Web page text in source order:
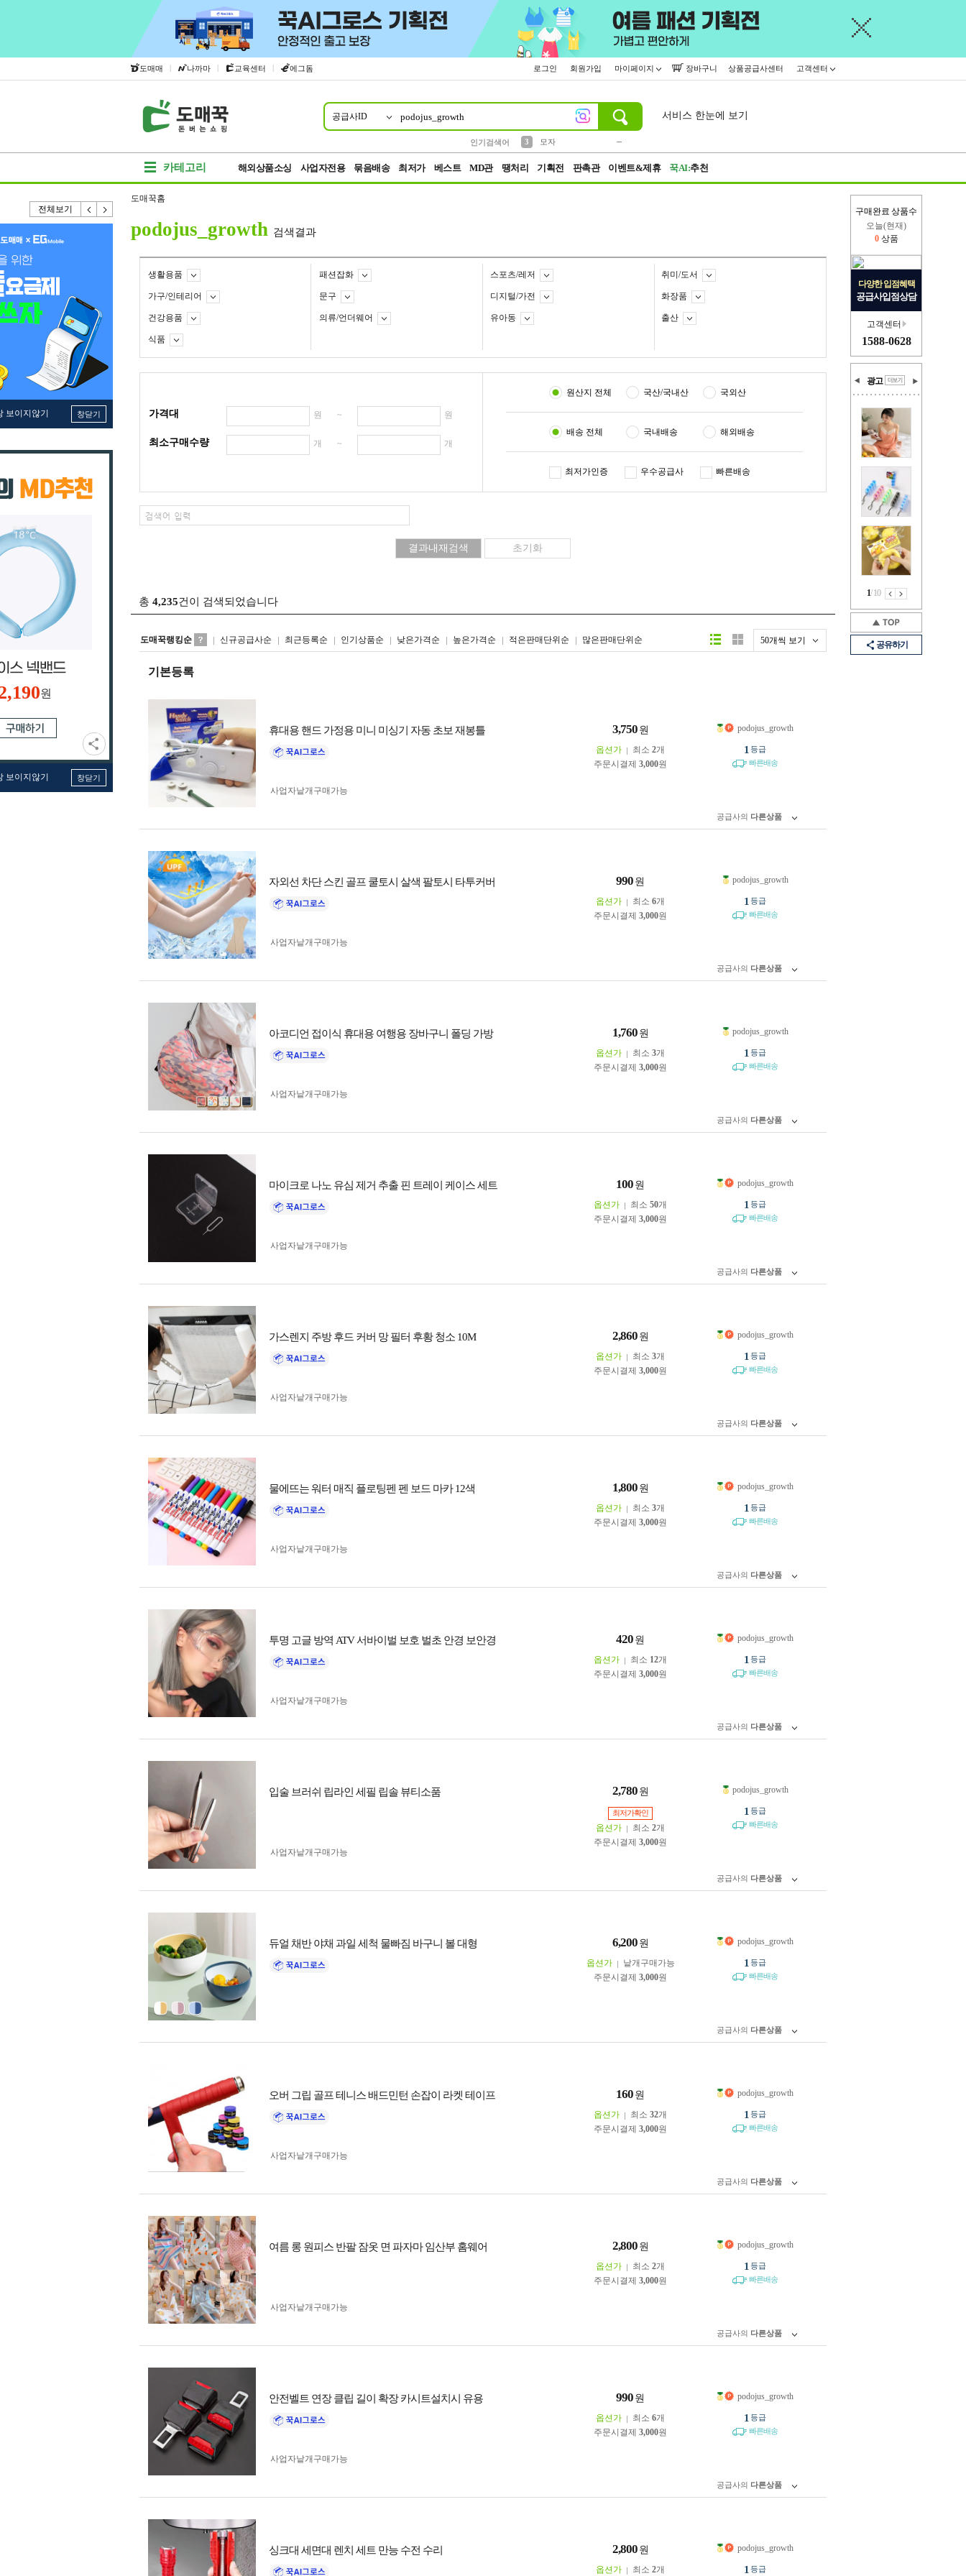
도매매 | 나까마 | 교육센터 | 에그돔 로그인 회원가입 마이페이지 장바구니 상품공급사센터 고객센터
공급사ID
인기검색어
3
모자
서비스 한눈에 보기
카테고리 해외상품소싱 사업자전용 묶음배송 최저가 베스트 MD관 땡처리 기획전 판촉관 이벤트&제휴 꾹AI:추천
전체보기
보이지않기 창닫기
원
보이지않기 창닫기
구매완료 상품수
445,716
오늘(현재)
0 상품
다양한 입점혜택
공급사입점상담
고객센터
1588-0628
광고
1/10
공유하기
도매꾹홈
podojus_growth 검색결과
생활용품 패션잡화 스포츠/레저 취미/도서
가구/인테리어 문구 디지털/가전 화장품
건강용품 의류/언더웨어 유아동 출산
식품
가격대 원 ~ 원
최소구매수량 개 ~ 개
원산지 전체 국산/국내산 국외산
배송 전체 국내배송 해외배송
최저가인증 우수공급사 빠른배송
총 4,235건이 검색되었습니다
도매꾹랭킹순 신규공급사순 최근등록순 인기상품순 낮은가격순 높은가격순 적은판매단위순 많은판매단위순 50개씩 보기
리스트형갤러리형
기본등록
휴대용 핸드 가정용 미니 미싱기 자동 초보 재봉틀 3,750 원
옵션가 최소 2개
주문시결제 3,000원
사업자 낱개구매가능
podojus_growth
1 등급
빠른배송
공급사의 다른상품
자외선 차단 스킨 골프 쿨토시 살색 팔토시 타투커버 990 원
옵션가 최소 6개
주문시결제 3,000원
사업자 낱개구매가능
podojus_growth
1 등급
빠른배송
공급사의 다른상품
아코디언 접이식 휴대용 여행용 장바구니 폴딩 가방 1,760 원
옵션가 최소 3개
주문시결제 3,000원
사업자 낱개구매가능
podojus_growth
1 등급
빠른배송
공급사의 다른상품
마이크로 나노 유심 제거 추출 핀 트레이 케이스 세트 100 원
옵션가 최소 50개
주문시결제 3,000원
사업자 낱개구매가능
podojus_growth
1 등급
빠른배송
공급사의 다른상품
가스렌지 주방 후드 커버 망 필터 후황 청소 10M 2,860 원
옵션가 최소 3개
주문시결제 3,000원
사업자 낱개구매가능
podojus_growth
1 등급
빠른배송
공급사의 다른상품
물에뜨는 워터 매직 플로팅펜 펜 보드 마카 12색 1,800 원
옵션가 최소 3개
주문시결제 3,000원
사업자 낱개구매가능
podojus_growth
1 등급
빠른배송
공급사의 다른상품
투명 고글 방역 ATV 서바이벌 보호 벌초 안경 보안경 420 원
옵션가 최소 12개
주문시결제 3,000원
사업자 낱개구매가능
podojus_growth
1 등급
빠른배송
공급사의 다른상품
입술 브러쉬 립라인 세필 립솔 뷰티소품 2,780 원
최저가확인
옵션가 최소 2개
주문시결제 3,000원
사업자 낱개구매가능
podojus_growth
1 등급
빠른배송
공급사의 다른상품
듀얼 채반 야채 과일 세척 물빠짐 바구니 볼 대형 6,200 원
옵션가
낱개구매가능
주문시결제 3,000원
podojus_growth
1 등급
빠른배송
공급사의 다른상품
오버 그립 골프 테니스 배드민턴 손잡이 라켓 테이프 160 원
옵션가 최소 32개
주문시결제 3,000원
사업자 낱개구매가능
podojus_growth
1 등급
빠른배송
공급사의 다른상품
여름 롱 원피스 반팔 잠옷 면 파자마 임산부 홈웨어 2,800 원
옵션가 최소 2개
주문시결제 3,000원
사업자 낱개구매가능
podojus_growth
1 등급
빠른배송
공급사의 다른상품
안전벨트 연장 클립 길이 확장 카시트설치시 유용 990 원
옵션가 최소 6개
주문시결제 3,000원
사업자 낱개구매가능
podojus_growth
1 등급
빠른배송
공급사의 다른상품
싱크대 세면대 렌치 세트 만능 수전 수리 2,800 원
옵션가 최소 2개
podojus_growth
1 등급